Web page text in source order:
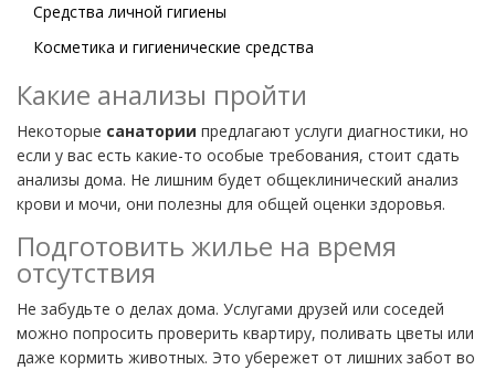
Средства личной гигиены
Косметика и гигиенические средства
Какие анализы пройти
Некоторые санатории предлагают услуги диагностики, но
если у вас есть какие-то особые требования, стоит сдать
анализы дома. Не лишним будет общеклинический анализ
крови и мочи, они полезны для общей оценки здоровья.
Подготовить жилье на время
отсутствия
Не забудьте о делах дома. Услугами друзей или соседей
можно попросить проверить квартиру, поливать цветы или
даже кормить животных. Это убережет от лишних забот во